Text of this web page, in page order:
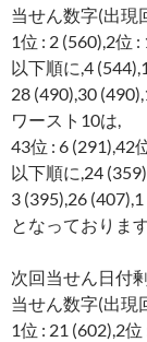
当せん数字(出現
1位 : 2 (560),2位
以下順に,4
28 (490),30
ワースト10は,
43位 : 6 (291),42
以下順に,24
3 (395),26
となっております
次回当せん日付
当せん数字(出現
1位 : 21 (602),2